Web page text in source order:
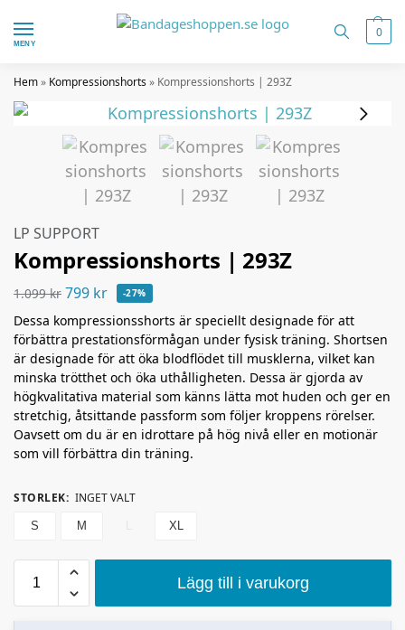
MENY
0
Hem» Kompressionshorts» Kompressionshorts | 293Z
LP SUPPORT
Kompressionshorts | 293Z
1.099kr 799 kr -27%
Dessa kompressionsshorts är speciellt designade för att
förbättra prestationsförmågan under fysisk träning. Shortsen
är designade för att öka blodflödet till musklerna, vilket kan
minska trötthet och öka uthålligheten. Dessa är gjorda av
högkvalitativa material som känns lätta mot huden och ger en
stretchig, åtsittande passform som följer kroppens rörelser.
Oavsett om du är en idrottare på hög nivå eller en motionär
som vill förbättra din träning.
STORLEK: INGET VALT
S M XL
Lägg till i varukorg